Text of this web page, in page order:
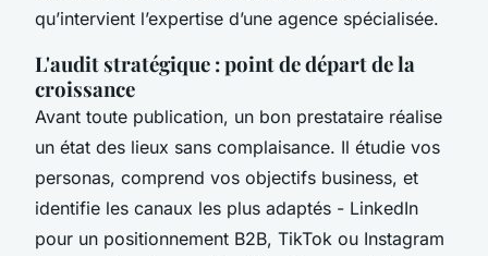
qu’intervient l’expertise d’une agence spécialisée.
L'audit stratégique : point de départ de la
croissance
Avant toute publication, un bon prestataire réalise
un état des lieux sans complaisance. Il étudie vos
personas, comprend vos objectifs business, et
identifie les canaux les plus adaptés - LinkedIn
pour un positionnement B2B, TikTok ou Instagram